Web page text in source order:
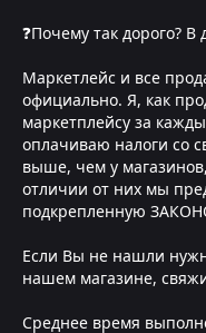
❓Почему так дорого?
Маркетлейс и все
официально. Я, как
маркетплейсу за
оплачиваю налоги со
выше, чем у
отличии от них мы
подкрепленную
Если Вы не нашли
нашем магазине,
Среднее время